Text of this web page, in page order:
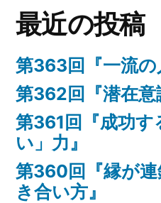
最近の投稿
第363回『一流の
第362回『潜在意
第361回『成功す
い」力』
第360回『縁が
き合い方』